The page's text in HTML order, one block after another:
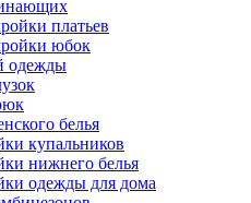
платьев
юбок
одежды
белья
купальников
нижнего белья
одежды для дома